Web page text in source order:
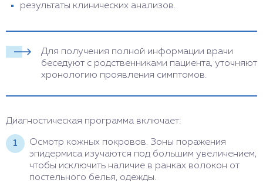
результаты клинических анализов.
Для получения полной информации врачи
беседуют с родственниками пациента, уточняют
хронологию проявления симптомов.
Диагностическая программа включает:
Осмотр кожных покровов. Зоны поражения
эпидермиса изучаются под большим увеличением,
чтобы исключить наличие в ранках волокон от
постельного белья, одежды.